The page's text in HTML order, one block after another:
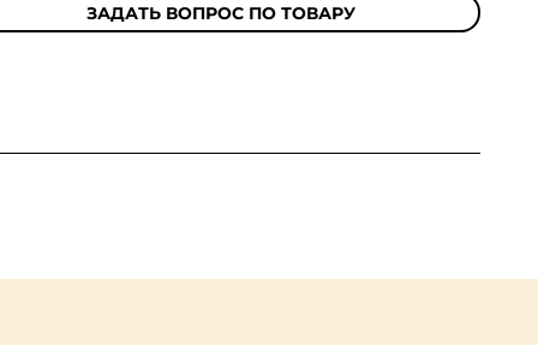
ЗАДАТЬ ВОПРОС ПО ТОВАРУ